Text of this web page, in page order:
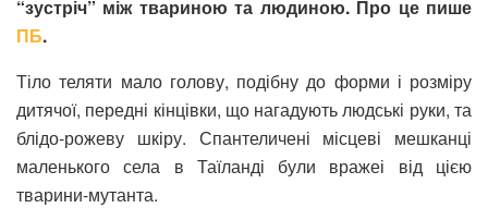
“зустріч” між твариною та людиною. Про це пише
ПБ.
Тіло теляти мало голову, подібну до форми і розміру
дитячої, передні кінцівки, що нагадують людські руки, та
блідо-рожеву шкіру. Спантеличені місцеві мешканці
маленького села в Таїланді були вражеі від цією
тварини-мутанта.